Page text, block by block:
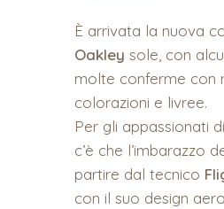
È arrivata la nuova
Oakley sole, con
molte conferme con
colorazioni e livree.
Per gli appassionati
c’è che l’imbarazzo
partire dal tecnico
con il suo design